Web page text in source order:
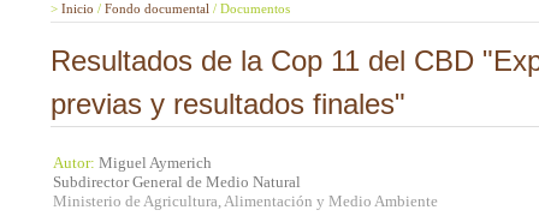
> Inicio / Fondo documental / Documentos
Resultados de la Cop 11 del CBD
previas y resultados finales"
Autor: Miguel Aymerich
Subdirector General de Medio Natural
Ministerio de Agricultura, Alimentación y Medio Ambiente